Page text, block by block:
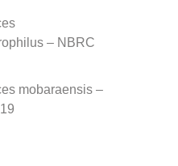
– NBRC
mobaraensis –